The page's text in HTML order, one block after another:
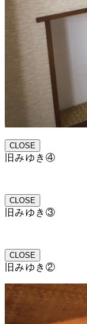
CLOSE
旧みゆき④
CLOSE
旧みゆき③
CLOSE
旧みゆき②